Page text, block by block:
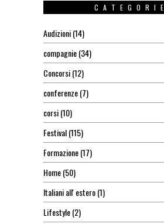
CATEGORIE
Audizioni(14)
compagnie(34)
Concorsi(12)
conferenze(7)
corsi(10)
Festival(115)
Formazione(17)
Home(50)
Italiani all' estero(1)
Lifestyle(2)